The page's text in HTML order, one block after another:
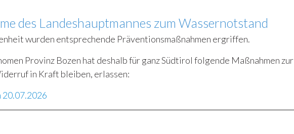
des Landeshauptmannes zum Wassernotstand
wurden entsprechende Präventionsmaßnahmen ergriffen.
Provinz Bozen hat deshalb für ganz Südtirol folgende Maßnahmen zur
in Kraft bleiben, erlassen:
20.07.2026